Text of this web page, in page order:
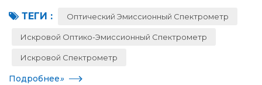
обеспечить точную идентификацию и анализ следов
ТЕГИ : Оптический Эмиссионный Спектрометр
Искровой Оптико-Эмиссионный Спектрометр
Искровой Спектрометр
Подробнее»